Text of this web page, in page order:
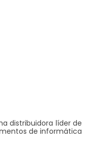
distribuidora líder de
de informática